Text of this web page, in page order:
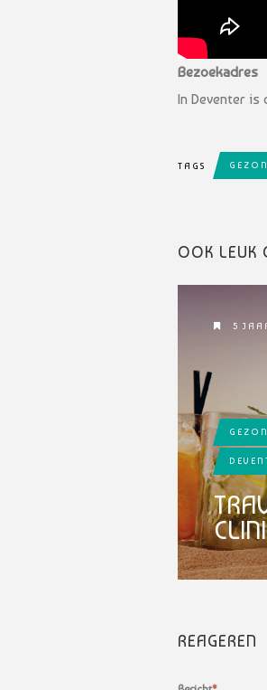
Bezoekadres
In Deventer is
TAGS
OOK LEUK
5
REAGEREN